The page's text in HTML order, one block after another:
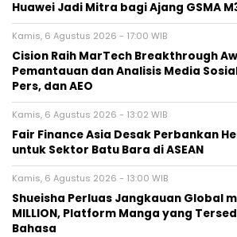
Huawei Jadi Mitra bagi Ajang GSMA
Kamis, 6 Agustus 2026 - 17:00 WIB
Cision Raih MarTech Breakthrough
Pemantauan dan Analisis Media
Pers, dan AEO
Kamis, 6 Agustus 2026 - 13:02 WIB
Fair Finance Asia Desak Perbankan
untuk Sektor Batu Bara di ASEAN
Kamis, 6 Agustus 2026 - 13:00 WIB
Shueisha Perluas Jangkauan Global
MILLION, Platform Manga yang
Bahasa